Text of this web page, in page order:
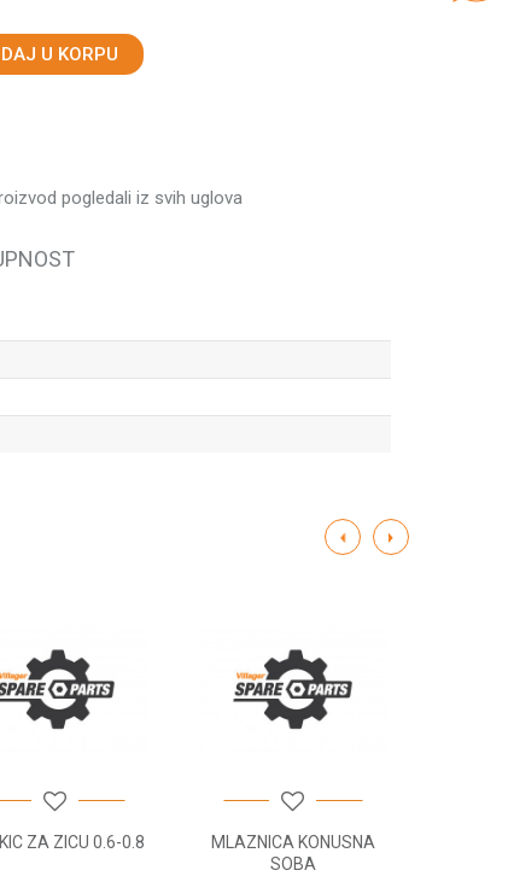
U KORPU
pogledali iz svih uglova
ZA ZICU 0.6-0.8
MLAZNICA KONUSNA
SOBA